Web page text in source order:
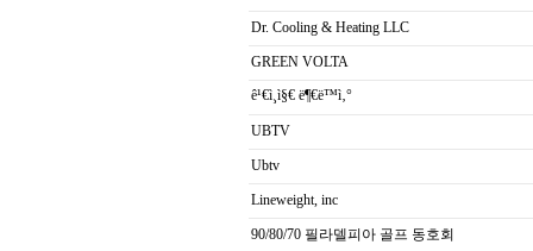
Dr. Cooling & Heating LLC
GREEN VOLTA
ê¹€ì¸ì§€ ë¶€ë™ì‚°
UBTV
Ubtv
Lineweight, inc
90/80/70 필라델피아 골프 동호회